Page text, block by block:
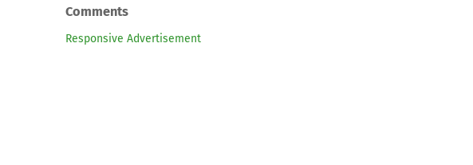
Comments
Responsive Advertisement